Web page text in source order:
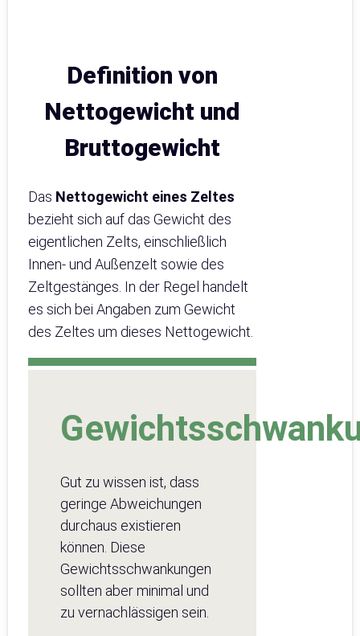
Definition von
Nettogewicht und
Bruttogewicht
Das Nettogewicht eines Zeltes
bezieht sich auf das Gewicht des
eigentlichen Zelts, einschließlich
Innen- und Außenzelt sowie des
Zeltgestänges. In der Regel handelt
es sich bei Angaben zum Gewicht
des Zeltes um dieses Nettogewicht.
Gut zu wissen ist, dass
geringe Abweichungen
durchaus existieren
können. Diese
Gewichtsschwankungen
sollten aber minimal und
zu vernachlässigen sein.